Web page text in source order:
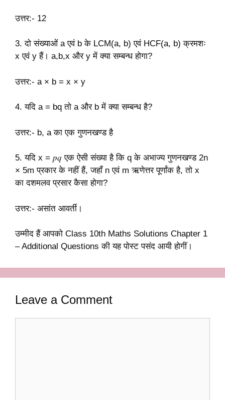
उत्तर:- 12
3. दो संख्याओं a एवं b के LCM(a, b) एवं HCF(a, b) क्रमशः
x एवं y हैं। a,b,x और y में क्या सम्बन्ध होगा?
उत्तर:- a × b = x × y
4. यदि a = bq तो a और b में क्या सम्बन्ध है?
उत्तर:- b, a का एक गुणनखण्ड है
5. यदि x = 𝑝𝑞 एक ऐसी संख्या है कि q के अभाज्य गुणनखण्ड 2n
× 5m प्रकार के नहीं हैं, जहाँ n एवं m ऋणेत्तर पूर्णांक है, तो x
का दशमलव प्रसार कैसा होगा?
उत्तर:- असांत आवर्ती।
उम्मीद हैं आपको Class 10th Maths Solutions Chapter 1
– Additional Questions की यह पोस्ट पसंद आयी होगीं।
Leave a Comment